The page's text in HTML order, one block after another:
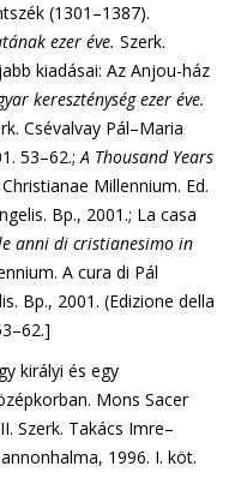
(1301–1387).
ezer éve. Szerk.
kiadásai: Az Anjou-ház
kereszténység ezer éve.
Csévalvay Pál–Maria
53–62.;A Thousand Years
Millennium. Ed.
Bp., 2001.; La casa
anni di cristianesimo in
A cura di Pál
Bp., 2001. (Edizione della
királyi és egy
Mons Sacer
Szerk. Takács Imre–
1996. I. köt.